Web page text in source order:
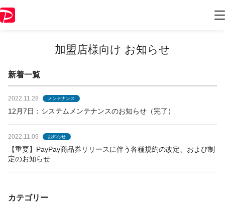
加盟店様向け お知らせ
新着一覧
2022.11.28 メンテナンス
12月7日：システムメンテナンスのお知らせ（完了）
2022.11.09 お知らせ
【重要】PayPay商品券リリースに伴う各種規約の改定、および制
定のお知らせ
カテゴリー